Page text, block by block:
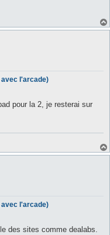
l'arcade)
pour la 2, je resterai sur
l'arcade)
des sites comme dealabs.